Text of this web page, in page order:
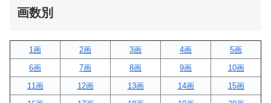
画数別
1画 2画 3画 4画
5画
6画
7画 8画 9画
10画
11画
12画 13画 14画
15画